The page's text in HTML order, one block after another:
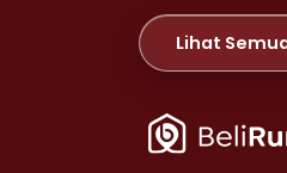
Properti Dijual di Meruya >
Properti Dijual di Jelambar >
Properti Dijual di Jakarta
Lihat